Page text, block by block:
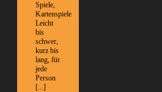
Spiele,
Kartenspiele
Leicht
bis
schwer,
kurz bis
lang, für
jede
Person
[...]